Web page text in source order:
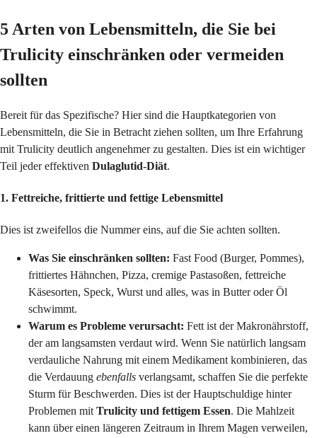
5 Arten von Lebensmitteln, die Sie bei
Trulicity einschränken oder vermeiden
sollten
Bereit für das Spezifische? Hier sind die Hauptkategorien von
Lebensmitteln, die Sie in Betracht ziehen sollten, um Ihre Erfahrung
mit Trulicity deutlich angenehmer zu gestalten. Dies ist ein wichtiger
Teil jeder effektiven Dulaglutid-Diät.
1. Fettreiche, frittierte und fettige Lebensmittel
Dies ist zweifellos die Nummer eins, auf die Sie achten sollten.
Was Sie einschränken sollten: Fast Food (Burger, Pommes),
frittiertes Hähnchen, Pizza, cremige Pastasoßen, fettreiche
Käsesorten, Speck, Wurst und alles, was in Butter oder Öl
schwimmt.
Warum es Probleme verursacht: Fett ist der Makronährstoff,
der am langsamsten verdaut wird. Wenn Sie natürlich langsam
verdauliche Nahrung mit einem Medikament kombinieren, das
die Verdauung ebenfalls verlangsamt, schaffen Sie die perfekte
Sturm für Beschwerden. Dies ist der Hauptschuldige hinter
Problemen mit Trulicity und fettigem Essen. Die Mahlzeit
kann über einen längeren Zeitraum in Ihrem Magen verweilen,